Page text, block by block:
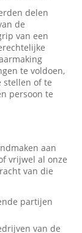
delen
de
van een
te voldoen,
stellen of te
persoon te
aan
vrijwel al onze
van die
partijen
van de